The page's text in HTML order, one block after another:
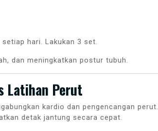
hari. Lakukan 3 set.
dan meningkatkan postur tubuh.
Latihan Perut
kardio dan pengencangan perut.
detak jantung secara cepat.